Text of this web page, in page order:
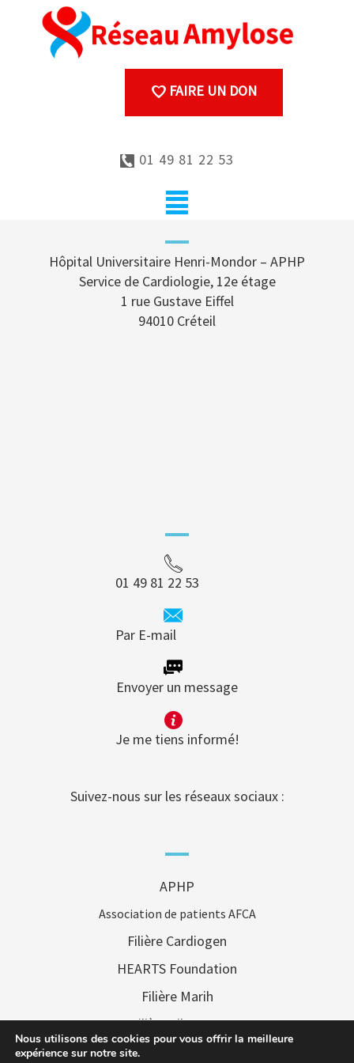
FAIRE UN DON
01 49 81 22 53
Hôpital Universitaire Henri-Mondor – APHP
Service de Cardiologie, 12e étage
1 rue Gustave Eiffel
94010 Créteil
01 49 81 22 53
Par E-mail
Envoyer un message
Je me tiens informé!
Suivez-nous sur les réseaux sociaux :
APHP
Association de patients AFCA
Filière Cardiogen
HEARTS Foundation
Filière Marih
Filière Filenums
Nous utilisons des cookies pour vous offrir la meilleure
expérience sur notre site.